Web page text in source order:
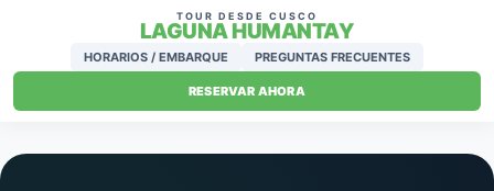
TOUR DESDE CUSCO
LAGUNA HUMANTAY
HORARIOS / EMBARQUE PREGUNTAS FRECUENTES
RESERVAR AHORA